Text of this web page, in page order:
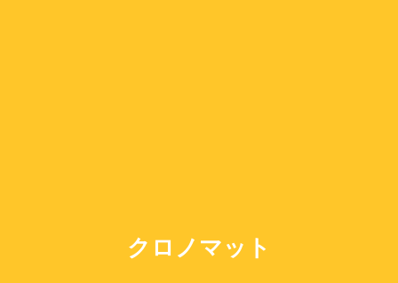
クロノマット